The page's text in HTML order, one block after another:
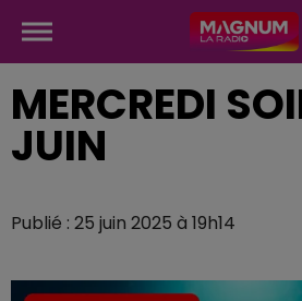
MERCREDI
JUIN
Publié : 25 juin 2025 à 19h14